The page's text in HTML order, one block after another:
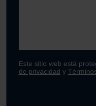
Este sitio web está
de privacidad y